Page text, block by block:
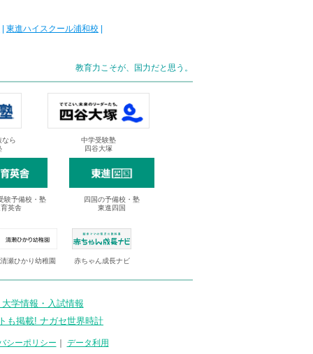
東進ハイスクール浦和校
教育力こそが、国力だと思う。
なら
中学受験塾
四谷大塚
験予備校・塾
英舎
四国の予備校・塾
東進四国
清瀬ひかり幼稚園 赤ちゃん成長ナビ
学情報・入試情報
も掲載! ナガセ世界時計
シーポリシー データ利用